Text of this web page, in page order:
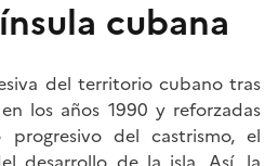
cubana
del territorio cubano tras
los años 1990 y reforzadas
del castrismo, el